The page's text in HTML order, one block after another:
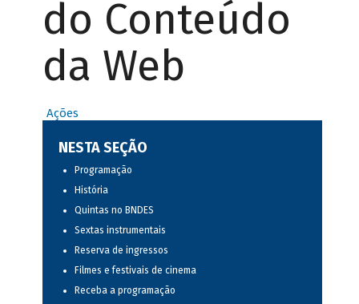
do Conteúdo
da Web
Ações
NESTA SEÇÃO
Programação
História
Quintas no BNDES
Sextas instrumentais
Reserva de ingressos
Filmes e festivais de cinema
Receba a programação